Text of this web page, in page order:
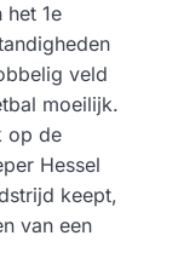
het 1e
veld
moeilijk.
op de
Hessel
keept,
van een